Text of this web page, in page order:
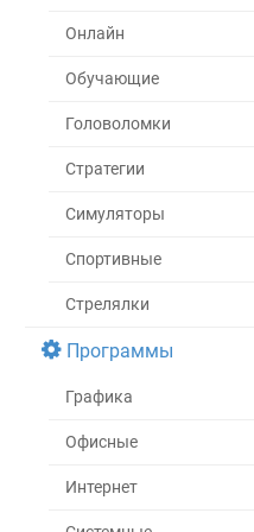
Онлайн
Обучающие
Головоломки
Стратегии
Симуляторы
Спортивные
Стрелялки
Программы
Графика
Офисные
Интернет